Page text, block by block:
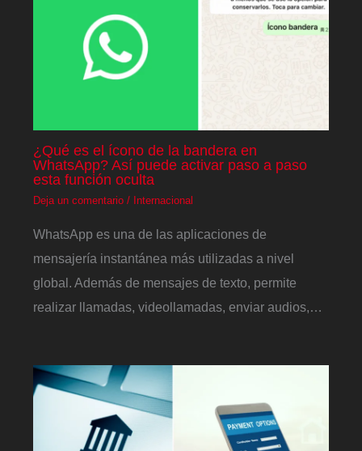
¿Qué es el ícono de la bandera en
WhatsApp? Así puede activar paso a paso
esta función oculta
Deja un comentario / Internacional
WhatsApp es una de las aplicaciones de
mensajería instantánea más utilizadas a nivel
global. Además de mensajes de texto, permite
realizar llamadas, videollamadas, enviar audios,…